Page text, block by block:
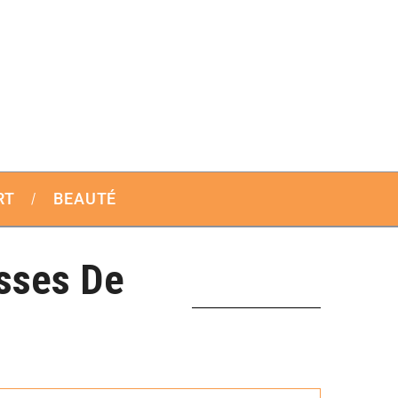
BEAUTÉ
De